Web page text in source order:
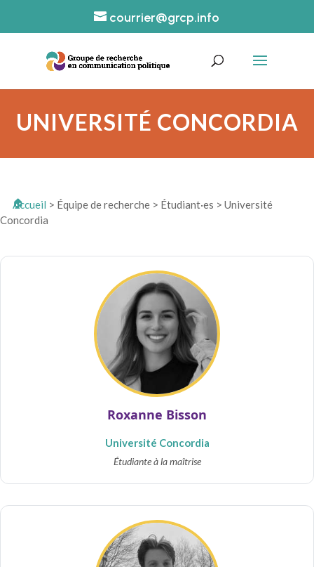
courrier@grcp.info
UNIVERSITÉ CONCORDIA
Accueil > Équipe de recherche > Étudiant·es > Université
Concordia
Roxanne Bisson
Université Concordia
Étudiante à la maîtrise